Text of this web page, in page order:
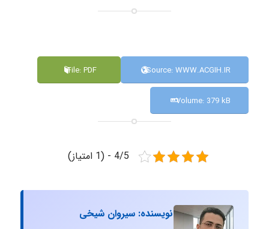
Source: WWW.ACGIH.IR
File: PDF
Volume: 379 kB
4/5 - (1 امتیاز)
نویسنده: سیروان شیخی